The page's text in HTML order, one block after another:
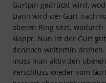
Gurtpin gedrückt wird,
Dann wird der Gurt nach
oberen Ring sitzt,
klappt. Nun ist der Gurt
dennoch weiterhin
muss man aktiv den
Verschluss wieder vom